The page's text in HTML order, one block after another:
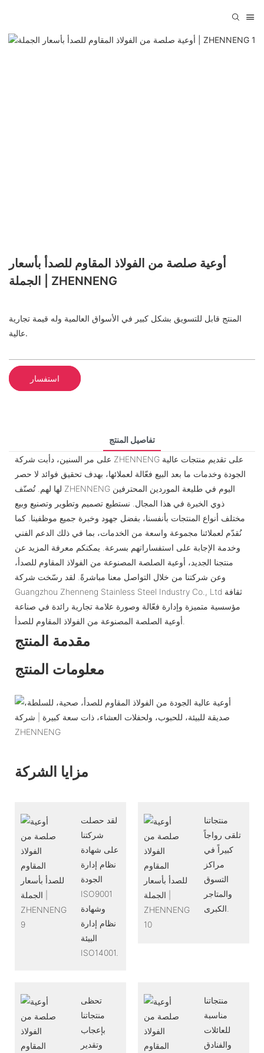
أوعية صلصة من الفولاذ المقاوم للصدأ بأسعار
الجملة | ZHENNENG
المنتج قابل للتسويق بشكل كبير في الأسواق العالمية وله قيمة تجارية
عالية.
استفسار
تفاصيل المنتج
على مر السنين، دأبت شركة ZHENNENG على تقديم منتجات عالية
الجودة وخدمات ما بعد البيع فعّالة لعملائها، بهدف تحقيق فوائد لا حصر
لها لهم. تُصنّف ZHENNENG اليوم في طليعة الموردين المحترفين
ذوي الخبرة في هذا المجال. نستطيع تصميم وتطوير وتصنيع وبيع
مختلف أنواع المنتجات بأنفسنا، بفضل جهود وخبرة جميع موظفينا. كما
نُقدّم لعملائنا مجموعة واسعة من الخدمات، بما في ذلك الدعم الفني
وخدمة الإجابة على استفساراتهم بسرعة. يمكنكم معرفة المزيد عن
منتجنا الجديد، أوعية الصلصة المصنوعة من الفولاذ المقاوم للصدأ،
وعن شركتنا من خلال التواصل معنا مباشرةً. لقد رسّخت شركة
Guangzhou Zhenneng Stainless Steel Industry Co., Ltd ثقافة
مؤسسية متميزة وإدارة فعّالة وصورة علامة تجارية رائدة في صناعة
مقدمة المنتج
معلومات المنتج
مزايا الشركة
لقد حصلت
شركتنا
على شهادة
نظام إدارة
الجودة
ISO9001
وشهادة
نظام إدارة
البيئة
ISO14001.
منتجاتنا
تلقى رواجاً
كبيراً في
مراكز
التسوق
والمتاجر
تحظى
منتجاتنا
بإعجاب
وتقدير
منتجاتنا
مناسبة
للعائلات
والفنادق